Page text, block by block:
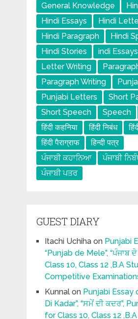
General Knowledge
Hindi Essays
Hindi
Hindi Paragraph
Hindi
Hindi Stories
indi Essays
Letter Writing
Paragraph Writing
Punjabi Letters
Short
Short Speech
Speech
हिंदी कहनिया
हिंदी निबंध
हिंदी पैराग्राफ
हिन्दी पत्र
ਪੰਜਾਬੀ ਕਹਾਨਿਆ
ਪੰਜਾਬੀ
ਪੰਜਾਬੀ ਪਤਰ
GUEST DIARY
Itachi Uchihaon Punjabi
“Punjab de Mele”, “ਪੰਜਾਬ
Class 10, Class 12 ,B.A
Competitive
Kunnalon Punjabi Essay
Di Kadar”, “ਸਮੇਂ ਦੀ ਕਦਰ”,
for Class 10, Class 12